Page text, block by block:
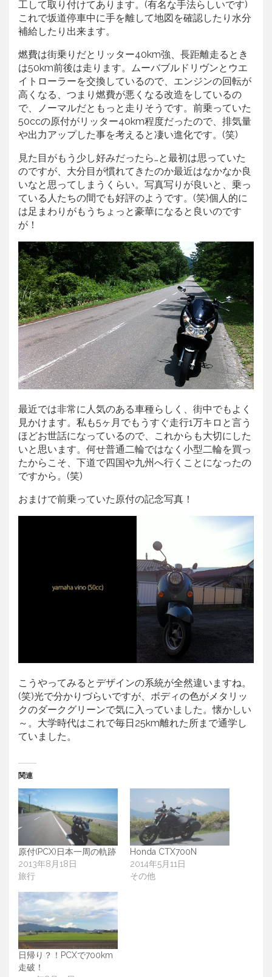
工して取り付けてあります。(有名な手法らしいです)
これで坂道停車中に手を離して地図を確認したり水分
補給したり出来ます。
燃費は街乗りだとリッター40km強、長距離走るとき
は50km前後は走ります。ムーバブルドリヴンとウエ
イトローラーを交換しているので、エンジンの回転が
高くなる、つまり燃費が悪くなる改造をしているの
で、ノーマルだともっと走りそうです。前乗っていた
50ccの原付がリッター40km程度だったので、排気量
や出力アップした事を考えると凄い進化です。(笑)
見た目がもう少し好みだったら…と最初は思っていた
のですが、大分目が慣れてきたのか最近はなかなか良
いなと思ってしまうくらい。写真写りが良いと、乗っ
ている人たちの間でも好評のようです。(笑)個人的に
は足まわりがもうちょっと豪華になると良いのです
が！
最近では非常に人気のある車種らしく、街中でもよく
見かけます。私も5ヶ月でもうすぐ走行1万キロと言う
ほどお世話になっているので、これからも大切にした
いと思います。何せ普通二輪ではなく小型二輪を買っ
たからこそ、下道で四国や九州へ行くことになったの
ですから。(笑)
おまけで前乗っていた原付の記念写真！
こうやってみるとデザインの系統が全然違いますね。
(笑)光で分かりづらいですが、ボディの色がメタリッ
クのダークグリーンで気に入っていました。懐かしい
～。大学時代はこれで毎日25km離れた所まで通学し
ていました。
関連
原付(PCX)日本一周の軌跡
2013年8月18日
旅行
Honda CTX700N
2014年5月11日
その他
日帰り？！PCXで700km
走破！